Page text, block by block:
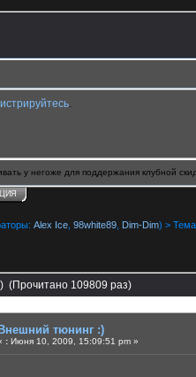
у негоже для поддержания клубной
Alex Ice 98white89 Dim-Dim) >
(Прочитано 109809 раз)
тюнинг :)
: Июня 10, 2009, 15:09:51 pm »